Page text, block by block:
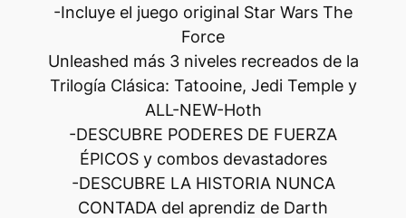
-Incluye el juego original Star Wars The
Force
Unleashed más 3 niveles recreados de la
Trilogía Clásica: Tatooine, Jedi Temple y
ALL-NEW-Hoth
-DESCUBRE PODERES DE FUERZA
ÉPICOS y combos devastadores
-DESCUBRE LA HISTORIA NUNCA
CONTADA del aprendiz de Darth